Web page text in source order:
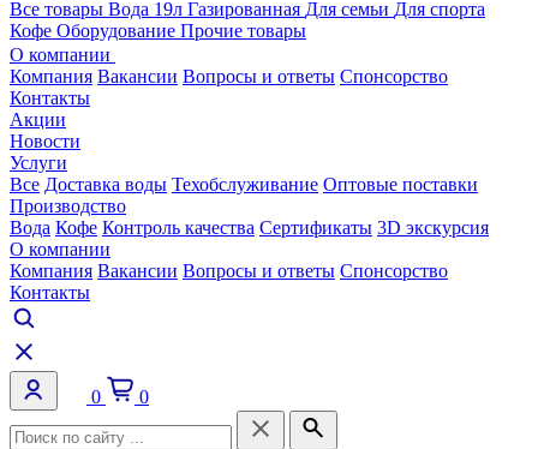
Все товары Вода 19л Газированная Для семьи Для спорта
Кофе Оборудование Прочие товары
О компании
Компания Вакансии Вопросы и ответы Спонсорство
Контакты
Акции
Новости
Услуги
Все Доставка воды Техобслуживание Оптовые поставки
Производство
Вода Кофе Контроль качества Сертификаты 3D экскурсия
О компании
Компания Вакансии Вопросы и ответы Спонсорство
Контакты
0 0